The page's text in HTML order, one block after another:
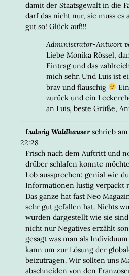
damit der Staatsgewalt in die
darf das nicht nur, sie muss es
gut so! Glück auf!!!
Administrator-Antwort
Liebe Monika Rössel,
Eintrag und das
mich sehr. Und Luis ist
brav und flauschig
zurück und ein
an Luis, beste Grüße,
Ludwig Waldhauserschrieb am
22:28
Frisch nach dem Auftritt und
drüber schlafen konnte
Lob aussprechen: genial wie
Informationen lustig verpackt
Das ganze hat fast Neo
sehr gut gefallen hat. Nichts
wurden dargestellt wie sie
nicht nur Negatives erzählt
gesagt was man als
kann um zur Lösung der
beizutragen. Wir sollten uns
abschneiden von den